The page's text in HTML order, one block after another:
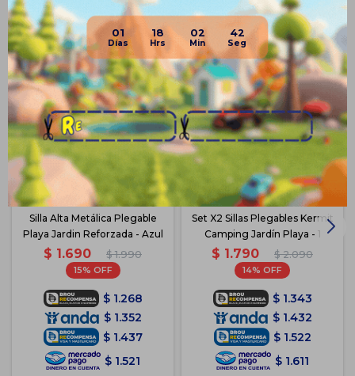
01 18 02 42
Productos que te pueden interesar
Silla Alta Metálica Plegable
Playa Jardin Reforzada - Azul
$ 1.690 $ 1.990
15
$ 1.268
$ 1.352
$ 1.437
$ 1.521
Set X2 Sillas Plegables Kermit
Camping Jardín Playa - 1
$ 1.790 $ 2.090
14
$ 1.343
$ 1.432
$ 1.522
$ 1.611